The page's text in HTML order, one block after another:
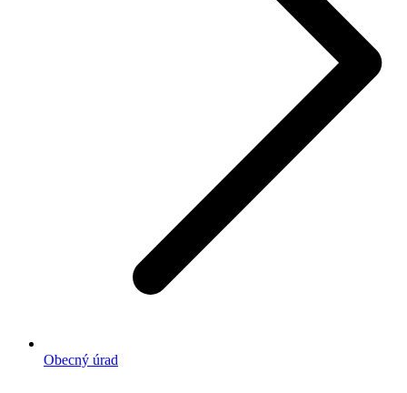
Obecný úrad